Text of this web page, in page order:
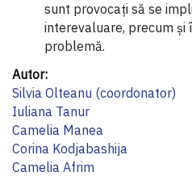
sunt provocați să se
interevaluare, precum și
problemă.
Informaţii
suplimentare
Silvia Olteanu (coordonator)
Iuliana Tanur
Camelia Manea
Corina Kodjabashija
Camelia Afrim